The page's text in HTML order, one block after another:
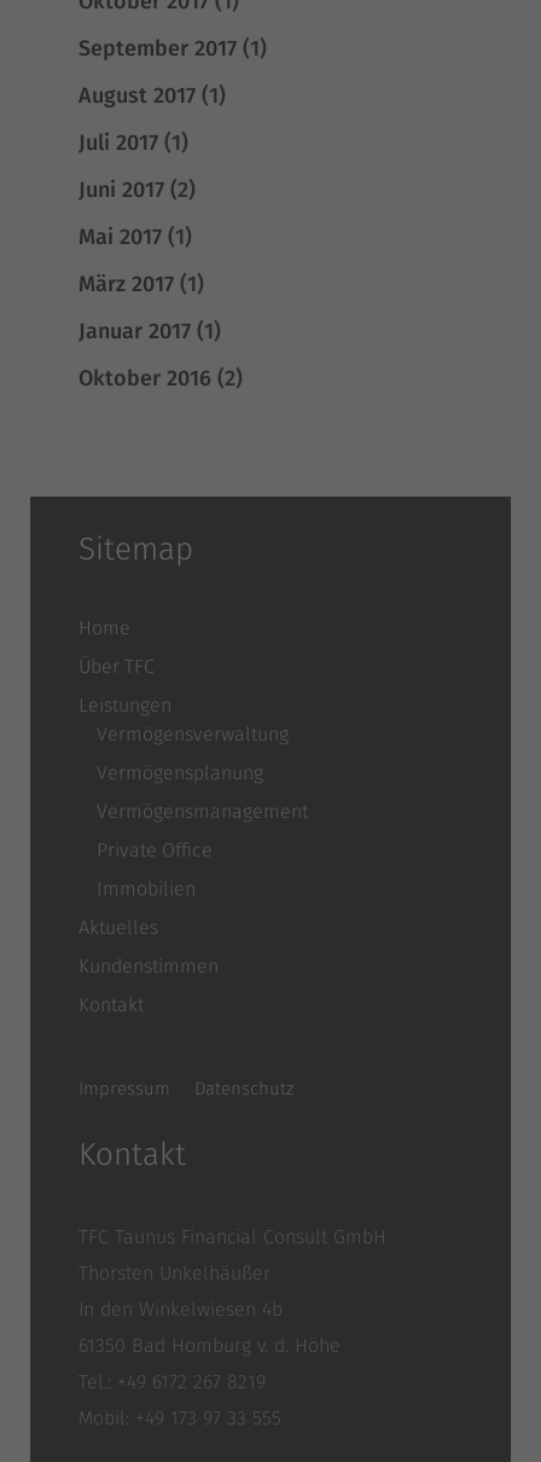
September 2017(1)
August 2017(1)
Juli 2017(1)
Juni 2017(2)
Mai 2017(1)
März 2017(1)
Januar 2017(1)
Oktober 2016 (2)
Sitemap
Home
Über TFC
Leistungen
Vermögensverwaltung
Vermögensplanung
Vermögensmanagement
Private Office
Immobilien
Aktuelles
Kundenstimmen
Kontakt
Impressum Datenschutz
Kontakt
TFC Taunus Financial Consult GmbH
Thorsten Unkelhäußer
In den Winkelwiesen 4b
61350 Bad Homburg v. d. Höhe
Tel.: +49 6172 267 8219
Mobil: +49 173 97 33 555